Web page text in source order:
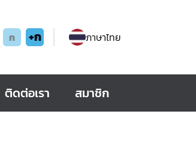
ก +ก ภาษาไทย
ติดต่อเรา สมาชิก